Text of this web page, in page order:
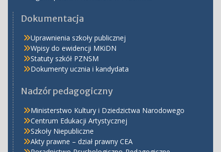
Dokumentacja
Uprawnienia szkoły publicznej
Wpisy do ewidencji MKiDN
Statuty szkół PZNSM
Dokumenty ucznia i kandydata
Nadzór pedagogiczny
Ministerstwo Kultury i Dziedzictwa Narodowego
Centrum Edukacji Artystycznej
Szkoły Niepubliczne
Akty prawne – dział prawny CEA